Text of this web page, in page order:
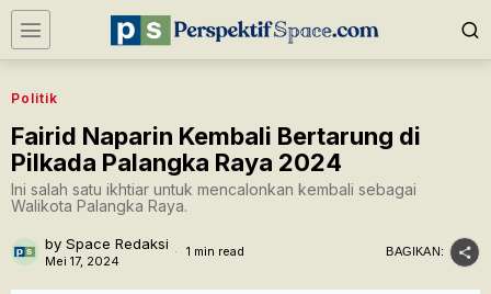
Politik
Fairid Naparin Kembali Bertarung di
Pilkada Palangka Raya 2024
Ini salah satu ikhtiar untuk mencalonkan kembali sebagai
Walikota Palangka Raya.
by Space Redaksi
Mei 17, 2024
1 min read BAGIKAN: